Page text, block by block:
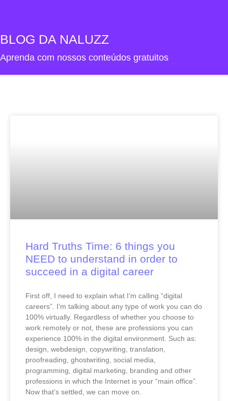
BLOG DA NALUZZ
Aprenda com nossos conteúdos gratuitos
Hard Truths Time: 6 things you
NEED to understand in order to
succeed in a digital career
First off, I need to explain what I’m calling “digital
careers”. I’m talking about any type of work you can do
100% virtually. Regardless of whether you choose to
work remotely or not, these are professions you can
experience 100% in the digital environment. Such as:
design, webdesign, copywriting, translation,
proofreading, ghostwriting, social media,
programming, digital marketing, branding and other
professions in which the Internet is your “main office”.
Now that’s settled, we can move on.